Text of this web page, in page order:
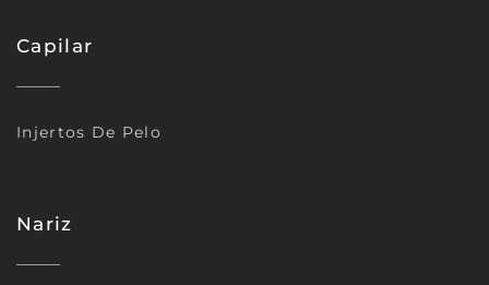
Capilar
Injertos De Pelo
Nariz